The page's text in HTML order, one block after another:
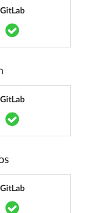
GitLab
GitLab
GitLab